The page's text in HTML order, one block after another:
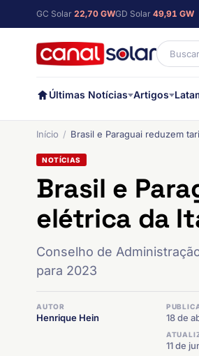
GC Solar 22,70 GWGD Solar 49,91 GW
Últimas Notícias Artigos
Início Brasil e Paraguai reduzem
NOTÍCIAS
Brasil e
elétrica da
Conselho de
para 2023
AUTOR
Henrique Hein 18 de
11 de